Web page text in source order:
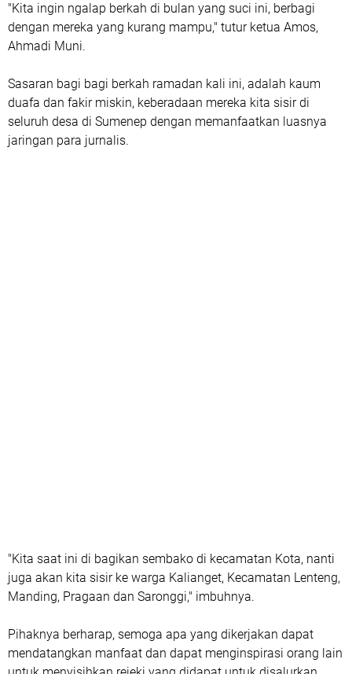
"Kita ingin ngalap berkah di bulan yang suci ini, berbagi
dengan mereka yang kurang mampu," tutur ketua Amos,
Ahmadi Muni.
Sasaran bagi bagi berkah ramadan kali ini, adalah kaum
duafa dan fakir miskin, keberadaan mereka kita sisir di
seluruh desa di Sumenep dengan memanfaatkan luasnya
jaringan para jurnalis.
"Kita saat ini di bagikan sembako di kecamatan Kota, nanti
juga akan kita sisir ke warga Kalianget, Kecamatan Lenteng,
Manding, Pragaan dan Saronggi," imbuhnya.
Pihaknya berharap, semoga apa yang dikerjakan dapat
mendatangkan manfaat dan dapat menginspirasi orang lain